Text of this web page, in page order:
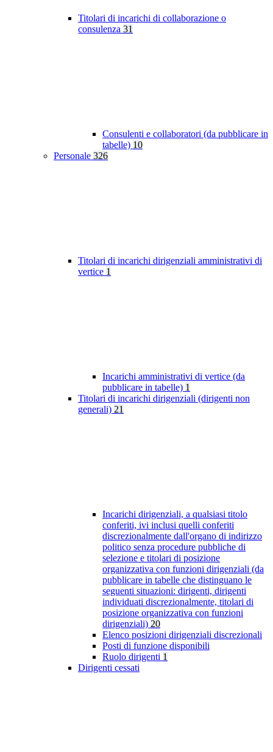
Titolari di incarichi di collaborazione o
consulenza 31
Consulenti e collaboratori (da pubblicare in
tabelle) 10
Personale 326
Titolari di incarichi dirigenziali amministrativi di
vertice 1
Incarichi amministrativi di vertice (da
pubblicare in tabelle) 1
Titolari di incarichi dirigenziali (dirigenti non
generali) 21
Incarichi dirigenziali, a qualsiasi titolo
conferiti, ivi inclusi quelli conferiti
discrezionalmente dall'organo di indirizzo
politico senza procedure pubbliche di
selezione e titolari di posizione
organizzativa con funzioni dirigenziali (da
pubblicare in tabelle che distinguano le
seguenti situazioni: dirigenti, dirigenti
individuati discrezionalmente, titolari di
posizione organizzativa con funzioni
dirigenziali) 20
Elenco posizioni dirigenziali discrezionali
Posti di funzione disponibili
Ruolo dirigenti 1
Dirigenti cessati